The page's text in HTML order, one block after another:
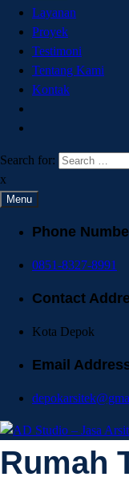
Layanan
Proyek
Testimoni
Tentang Kami
Kontak
Search for:
x
Menu
Phone
0851-8327-8991
Contact
Kota Depok
Email
AD
AD Studio – Jasa
Rumah